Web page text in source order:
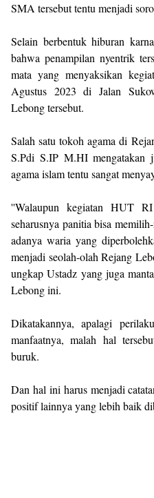
SMA tersebut tentu menjadi
Selain berbentuk hiburan
bahwa penampilan nyentrik
mata yang menyaksikan
Agustus 2023 di Jalan
Lebong tersebut.
Salah satu tokoh agama di
S.Pdi S.IP M.HI mengatakan
agama islam tentu sangat
''Walaupun kegiatan HUT
seharusnya panitia bisa
adanya waria yang
menjadi seolah-olah Rejang
ungkap Ustadz yang juga
Lebong ini.
Dikatakannya, apalagi
manfaatnya, malah hal
buruk.
Dan hal ini harus menjadi
positif lainnya yang lebih baik